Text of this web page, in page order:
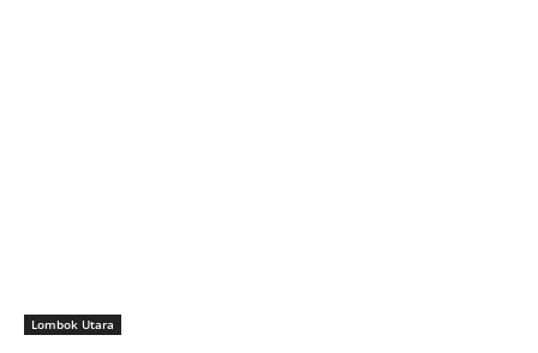
Lombok Utara